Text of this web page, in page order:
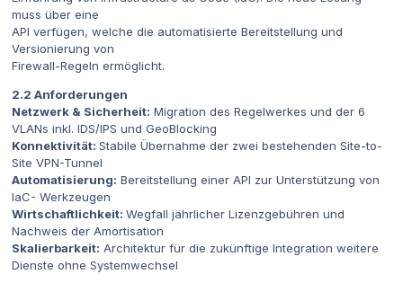
muss über eine
API verfügen, welche die automatisierte Bereitstellung und
Versionierung von
Firewall-Regeln ermöglicht.
2.2 Anforderungen
Netzwerk & Sicherheit: Migration des Regelwerkes und der 6
VLANs inkl. IDS/IPS und GeoBlocking
Konnektivität: Stabile Übernahme der zwei bestehenden Site-to-
Site VPN-Tunnel
Automatisierung: Bereitstellung einer API zur Unterstützung von
IaC- Werkzeugen
Wirtschaftlichkeit: Wegfall jährlicher Lizenzgebühren und
Nachweis der Amortisation
Skalierbarkeit: Architektur für die zukünftige Integration weitere
Dienste ohne Systemwechsel